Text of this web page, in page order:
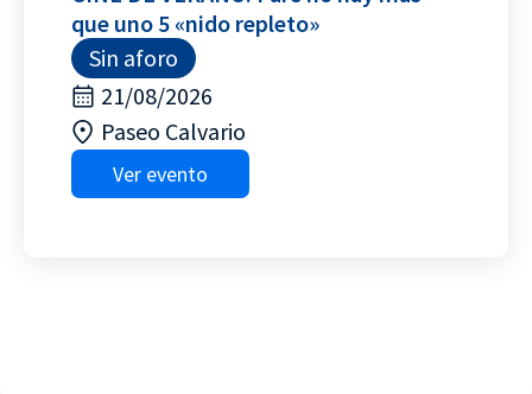
que uno 5 «nido repleto»
Sin aforo
21/08/2026
Paseo Calvario
Ver evento